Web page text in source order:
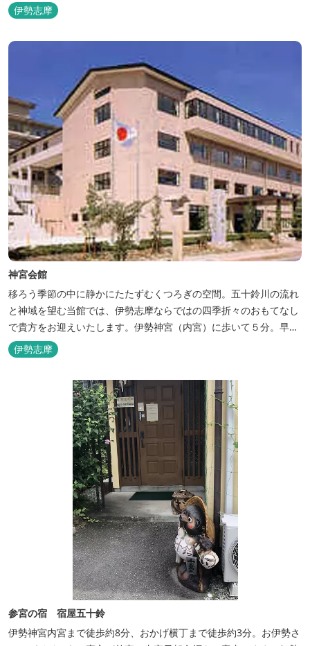
伊勢志摩
神宮会館
移ろう季節の中に静かにたたずむくつろぎの空間。五十鈴川の流れ
と神域を望む当館では、伊勢志摩ならではの四季折々のおもてなし
で貴方をお迎えいたします。伊勢神宮（内宮）に歩いて５分。早朝
参拝を体験できます。
伊勢志摩
参宮の宿 宿屋五十鈴
伊勢神宮内宮まで徒歩約8分、おかげ横丁まで徒歩約3分。お伊勢さ